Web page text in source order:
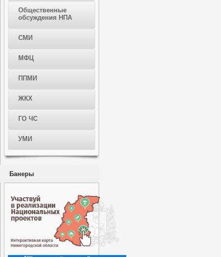
Общественные
обсуждения НПА
СМИ
МФЦ
ППМИ
ЖКХ
ГО ЧС
УМИ
Банеры